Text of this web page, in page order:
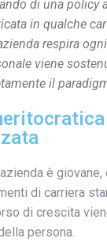
di una policy
in qualche
respira
viene
il
è
di carriera
di crescita
persona.